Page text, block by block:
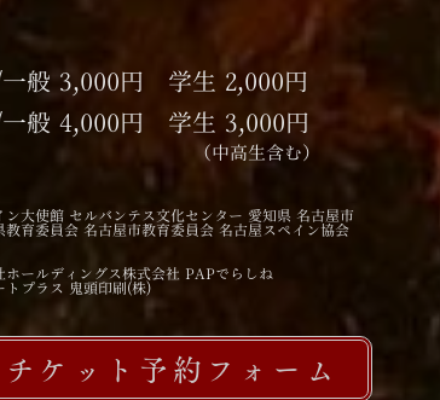
（中高生含む）
ケット予約フォーム
般 3,000円 学生 2,000円​
一般 4,000円 学生 3,000円
大使館 セルバンテス文化センター 愛知県 名古屋市
育委員会 名古屋市教育委員会 名古屋スペイン協会
ールディングス株式会社 PAPでらしね
プラス 鬼頭印刷(株)